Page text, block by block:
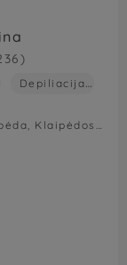
Depiliacija
Baltijos pr. 103, Klaipėda, Klaipėdos m. sav., Lietuva